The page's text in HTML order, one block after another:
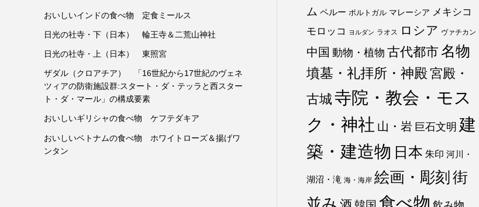
おいしいインドの食べ物 定食ミールス
日光の社寺・下（日本） 輪王寺＆二荒山神社
日光の社寺・上（日本） 東照宮
ザダル（クロアチア） 「16世紀から17世紀のヴェネ
ツィアの防衛施設群:スタート・ダ・テッラと西スター
ト・ダ・マール」の構成要素
おいしいギリシャの食べ物 ケフテダキア
おいしいベトナムの食べ物 ホワイトローズ＆揚げワ
ンタン
ム ペルー ポルトガル マレーシア メキシコ
モロッコ
ヨルダン ラオス ロシア ヴァチカン
中国 動物・植物 古代都市 名物
墳墓・礼拝所・神殿宮殿・
古城 寺院・教会・モス
ク・神社 山・岩 巨石文明 建
築・建造物 日本 朱印 河川・
湖沼・滝 海・海岸 絵画・彫刻 街
並み
食べ物